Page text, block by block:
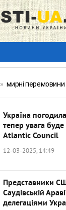
» мирні перемовини
Україна
тепер увага
Atlantic Council
12-03-2025, 14:49
Представники
Саудівській
делегаціями